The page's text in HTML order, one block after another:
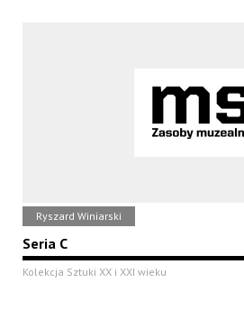
Ryszard Winiarski
Seria C
Kolekcja Sztuki XX i XXI wieku